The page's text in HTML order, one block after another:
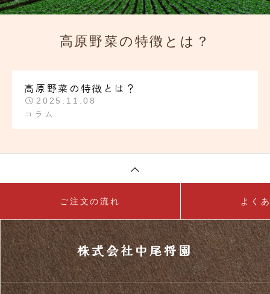
高原野菜の特徴とは？
高原野菜の特徴とは？
2025.11.08
コラム
ご注文の流れ よく
株式会社中尾将園